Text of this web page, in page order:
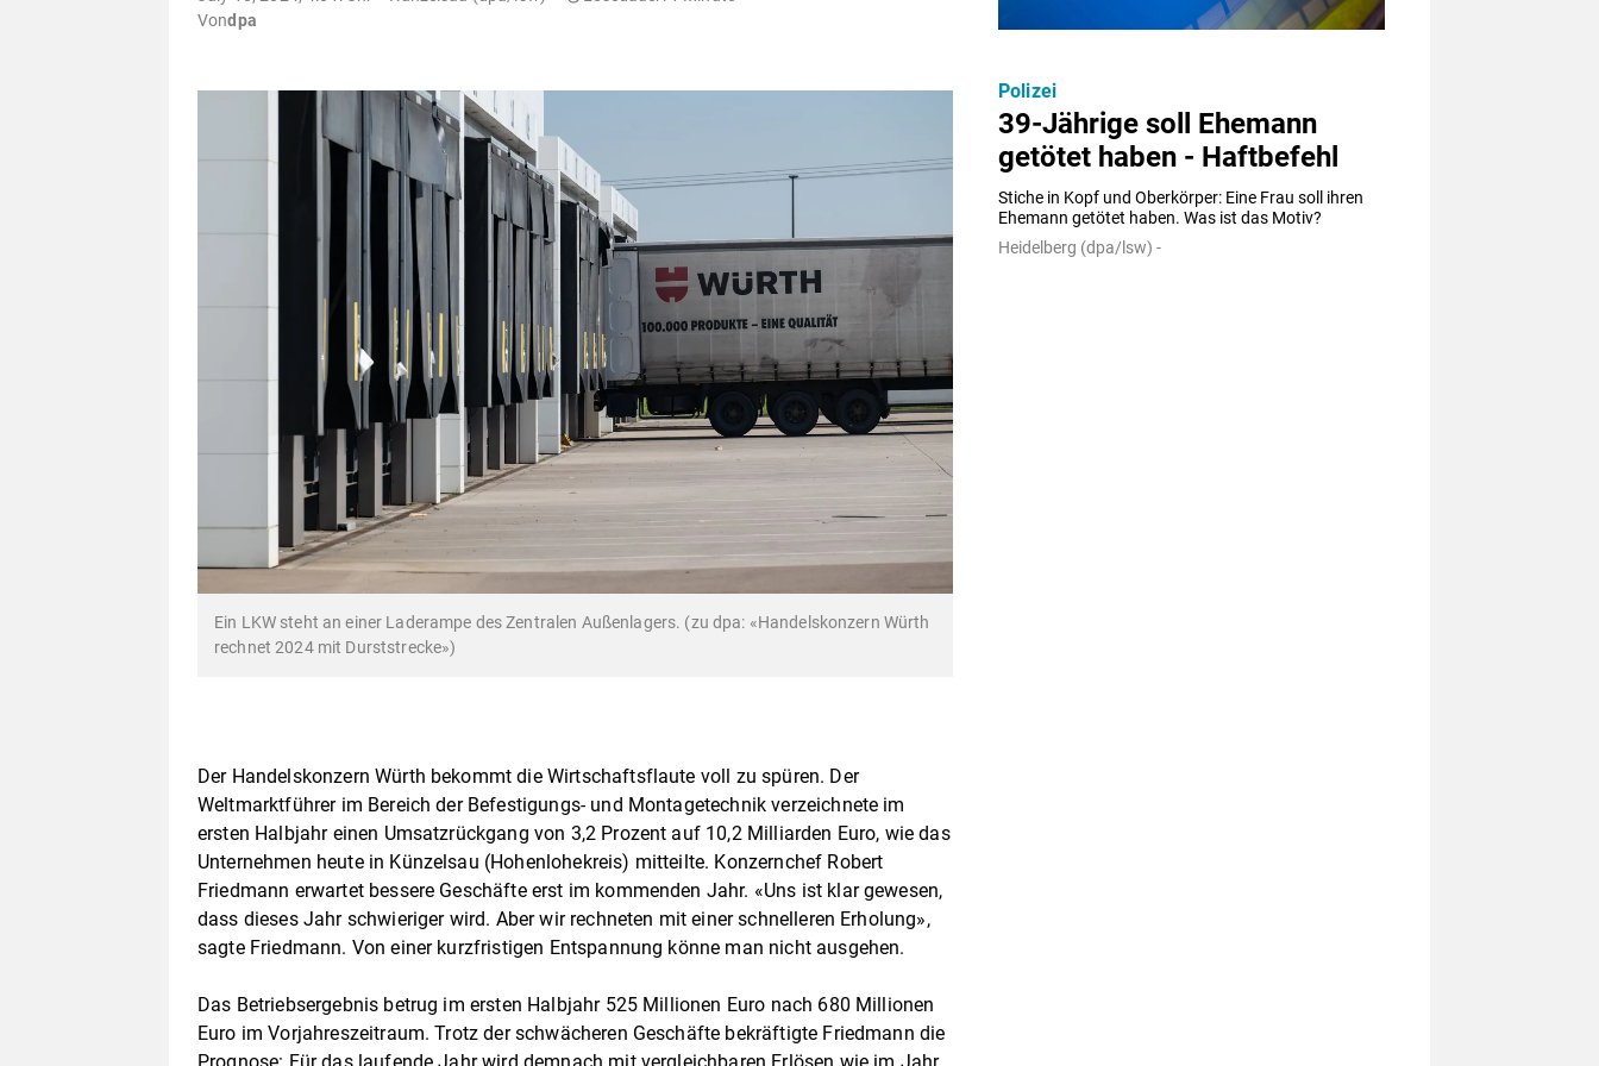
Vondpa
Ein LKW steht an einer Laderampe des Zentralen Außenlagers. (zu dpa: «Handelskonzern Würth
rechnet 2024 mit Durststrecke»)
Der Handelskonzern Würth bekommt die Wirtschaftsflaute voll zu spüren. Der
Weltmarktführer im Bereich der Befestigungs- und Montagetechnik verzeichnete im
ersten Halbjahr einen Umsatzrückgang von 3,2 Prozent auf 10,2 Milliarden Euro, wie das
Unternehmen heute in Künzelsau (Hohenlohekreis) mitteilte. Konzernchef Robert
Friedmann erwartet bessere Geschäfte erst im kommenden Jahr. «Uns ist klar gewesen,
dass dieses Jahr schwieriger wird. Aber wir rechneten mit einer schnelleren Erholung»,
sagte Friedmann. Von einer kurzfristigen Entspannung könne man nicht ausgehen.
Das Betriebsergebnis betrug im ersten Halbjahr 525 Millionen Euro nach 680 Millionen
Euro im Vorjahreszeitraum. Trotz der schwächeren Geschäfte bekräftigte Friedmann die
39-Jährige soll Ehemann
getötet haben - Haftbefehl
Stiche in Kopf und Oberkörper: Eine Frau soll ihren
Ehemann getötet haben. Was ist das Motiv?
Polizei
Heidelberg (dpa/lsw) -